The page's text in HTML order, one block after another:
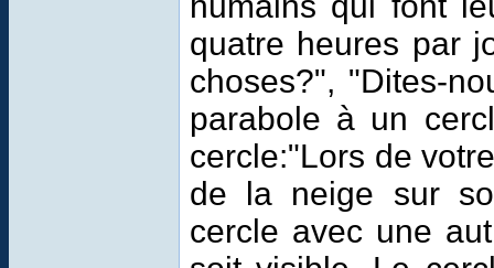
quatre heures par
choses?", "Dites-
parabole à un
cercle:"Lors de
de la neige sur
cercle avec une